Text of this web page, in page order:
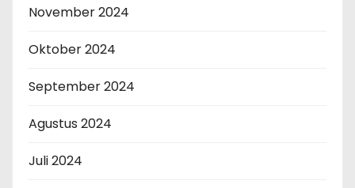
November 2024
Oktober 2024
September 2024
Agustus 2024
Juli 2024